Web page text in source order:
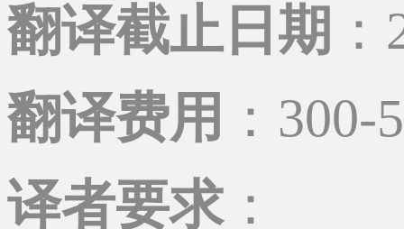
翻译截止日期
翻译费用 ：
译者要求：